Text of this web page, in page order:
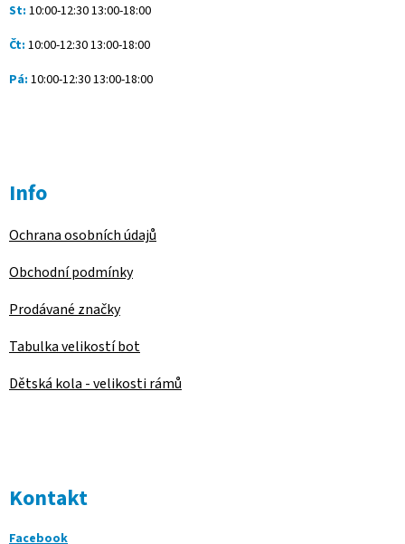
St: 10:00-12:30 13:00-18:00
Čt: 10:00-12:30 13:00-18:00
Pá: 10:00-12:30 13:00-18:00
Info
Ochrana osobních údajů
Obchodní podmínky
Prodávané značky
Tabulka velikostí bot
Dětská kola - velikosti rámů
Kontakt
Facebook